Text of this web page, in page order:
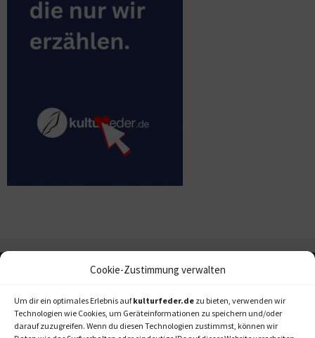
Cookie-Zustimmung verwalten
Um dir ein optimales Erlebnis aufkulturfeder.de zu bieten, verwenden wir
Technologien wie Cookies, um Geräteinformationen zu speichern und/oder
darauf zuzugreifen. Wenn du diesen Technologien zustimmst, können wir